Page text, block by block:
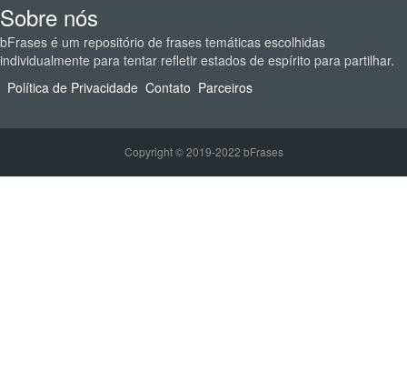
Sobre nós
bFrases é um repositório de frases temáticas escolhidas
individualmente para tentar refletir estados de espírito para partilhar.
Política de Privacidade Contato Parceiros
Copyright © 2019-2022 bFrases